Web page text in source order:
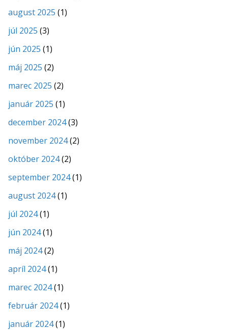
august 2025 (1)
júl 2025 (3)
jún 2025 (1)
máj 2025 (2)
marec 2025 (2)
január 2025 (1)
december 2024(3)
november 2024(2)
október 2024(2)
september 2024(1)
august 2024(1)
júl 2024(1)
jún 2024(1)
máj 2024(2)
apríl 2024(1)
marec 2024(1)
február 2024(1)
január 2024(1)